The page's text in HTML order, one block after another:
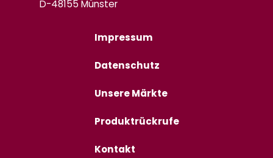
D-48155 Münster
Impressum
Datenschutz
Unsere Märkte
Produktrückrufe
Kontakt